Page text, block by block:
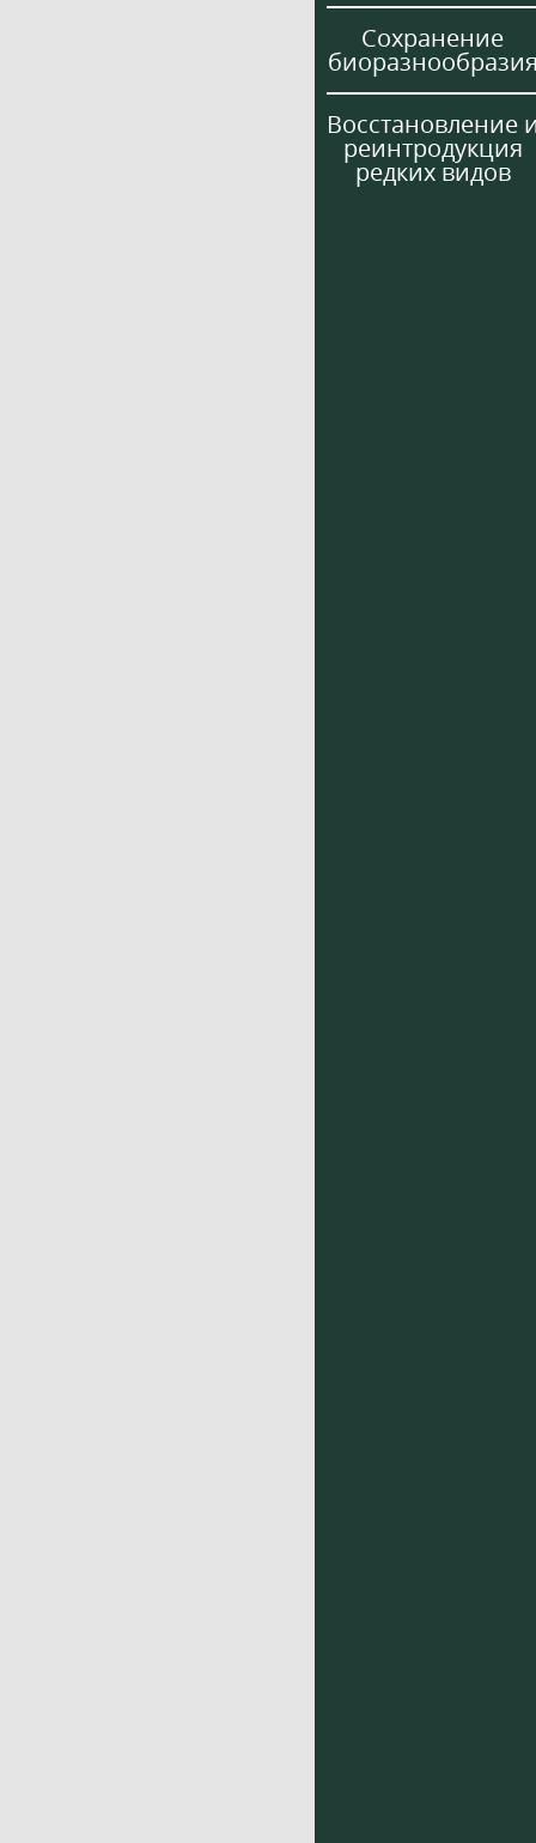
Сохранение
Восстановление
реинтродукция
редких видов